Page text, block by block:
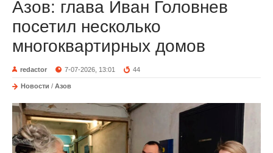
Азов: глава Иван Головнев
посетил несколько
многоквартирных домов
redactor 7-07-2026, 13:01 44
Новости / Азов